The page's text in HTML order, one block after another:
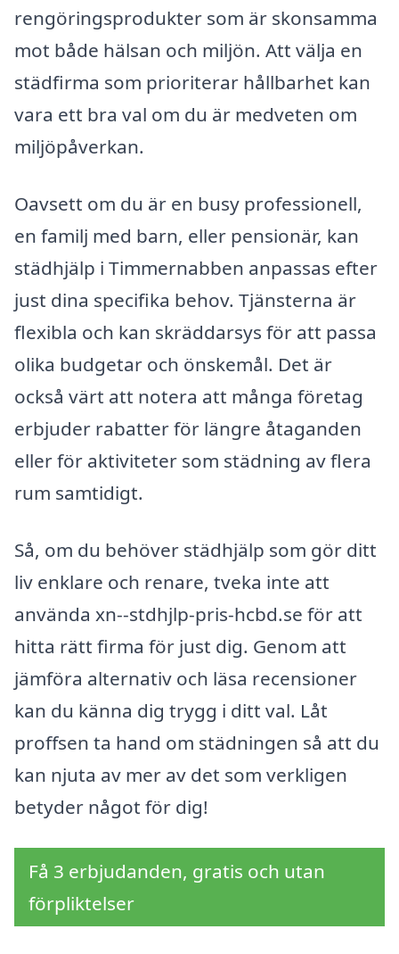
rengöringsprodukter som är skonsamma
mot både hälsan och miljön. Att välja en
städfirma som prioriterar hållbarhet kan
vara ett bra val om du är medveten om
miljöpåverkan.
Oavsett om du är en busy professionell,
en familj med barn, eller pensionär, kan
städhjälp i Timmernabben anpassas efter
just dina specifika behov. Tjänsterna är
flexibla och kan skräddarsys för att passa
olika budgetar och önskemål. Det är
också värt att notera att många företag
erbjuder rabatter för längre åtaganden
eller för aktiviteter som städning av flera
rum samtidigt.
Så, om du behöver städhjälp som gör ditt
liv enklare och renare, tveka inte att
använda xn--stdhjlp-pris-hcbd.se för att
hitta rätt firma för just dig. Genom att
jämföra alternativ och läsa recensioner
kan du känna dig trygg i ditt val. Låt
proffsen ta hand om städningen så att du
kan njuta av mer av det som verkligen
betyder något för dig!
Få 3 erbjudanden, gratis och utan
förpliktelser